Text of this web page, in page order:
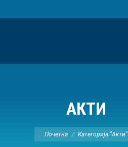
АКТИ
Ви сте овде:
Почетна Категорија "Акти"